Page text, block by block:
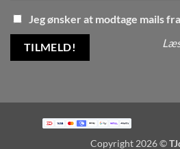
Jeg ønsker at modtage mails
Copyright 2026 ©